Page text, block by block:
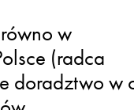
w
(radca
doradztwo w